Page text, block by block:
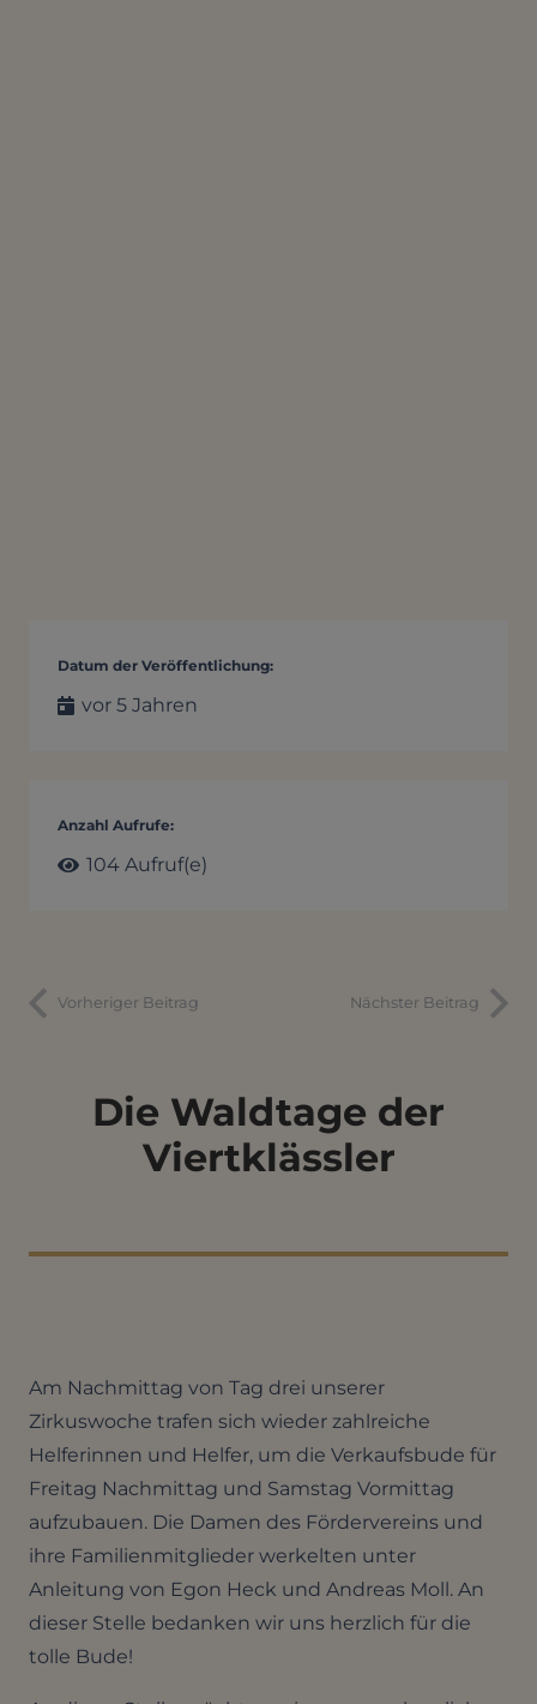
Datum der Veröffentlichung:
vor 5 Jahren
Anzahl Aufrufe:
104 Aufruf(e)
Vorheriger Beitrag Nächster Beitrag
Die Waldtage der
Viertklässler
Am Nachmittag von Tag drei unserer
Zirkuswoche trafen sich wieder zahlreiche
Helferinnen und Helfer, um die Verkaufsbude für
Freitag Nachmittag und Samstag Vormittag
aufzubauen. Die Damen des Fördervereins und
ihre Familienmitglieder werkelten unter
Anleitung von Egon Heck und Andreas Moll. An
dieser Stelle bedanken wir uns herzlich für die
tolle Bude!